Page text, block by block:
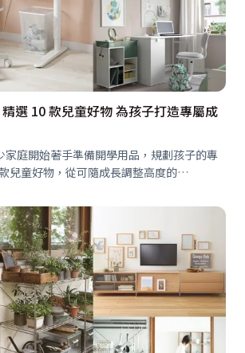
選 10 款兒童好物 為孩子打造專屬成
家庭開始著手準備開學用品，規劃孩子的專
兒童好物，從可隨成長調整高度的